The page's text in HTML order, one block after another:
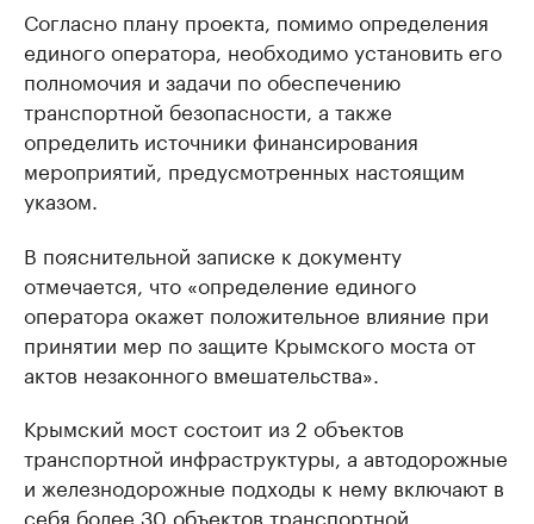
Согласно плану проекта, помимо определения
единого оператора, необходимо установить его
полномочия и задачи по обеспечению
транспортной безопасности, а также
определить источники финансирования
мероприятий, предусмотренных настоящим
указом.
В пояснительной записке к документу
отмечается, что «определение единого
оператора окажет положительное влияние при
принятии мер по защите Крымского моста от
актов незаконного вмешательства».
Крымский мост состоит из 2 объектов
транспортной инфраструктуры, а автодорожные
и железнодорожные подходы к нему включают в
себя более 30 объектов транспортной